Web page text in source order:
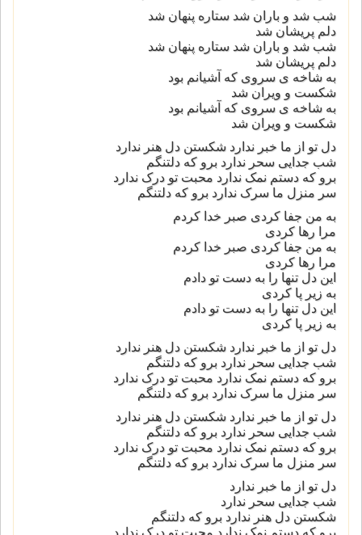
شب شد و باران شد ستاره پنهان شد
دلم پریشان شد
شب شد و باران شد ستاره پنهان شد
دلم پریشان شد
به شاخه ی سروی که آشیانم بود
شکست و ویران شد
به شاخه ی سروی که آشیانم بود
شکست و ویران شد
دل تو از ما خبر ندارد شکستن دل هنر ندارد
شب جدایی سحر ندارد برو که دلتنگم
برو که دستم نمک ندارد محبت تو درک ندارد
سر منزل ما سرک ندارد برو که دلتنگم
به من جفا کردی صبر خدا کردم
مرا رها کردی
به من جفا کردی صبر خدا کردم
مرا رها کردی
این دل تنها را به دست تو دادم
به زیر پا کردی
این دل تنها را به دست تو دادم
به زیر پا کردی
دل تو از ما خبر ندارد شکستن دل هنر ندارد
شب جدایی سحر ندارد برو که دلتنگم
برو که دستم نمک ندارد محبت تو درک ندارد
سر منزل ما سرک ندارد برو که دلتنگم
دل تو از ما خبر ندارد شکستن دل هنر ندارد
شب جدایی سحر ندارد برو که دلتنگم
برو که دستم نمک ندارد محبت تو درک ندارد
سر منزل ما سرک ندارد برو که دلتنگم
دل تو از ما خبر ندارد
شب جدایی سحر ندارد
شکستن دل هنر ندارد برو که دلتنگم
برو که دستم نمک ندارد محبت تو درک ندارد